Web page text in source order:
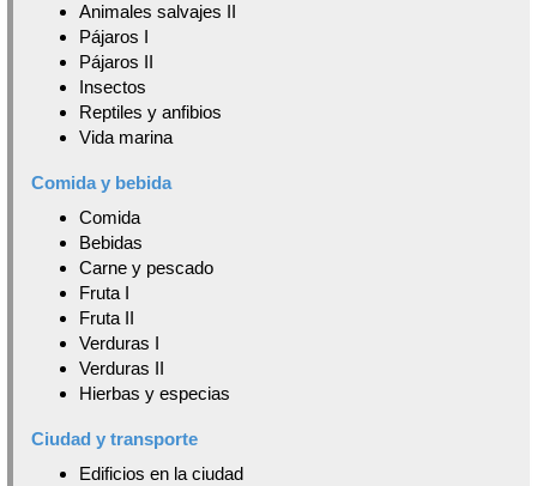
Animales salvajes II
Pájaros I
Pájaros II
Insectos
Reptiles y anfibios
Vida marina
Comida y bebida
Comida
Bebidas
Carne y pescado
Fruta I
Fruta II
Verduras I
Verduras II
Hierbas y especias
Ciudad y transporte
Edificios en la ciudad